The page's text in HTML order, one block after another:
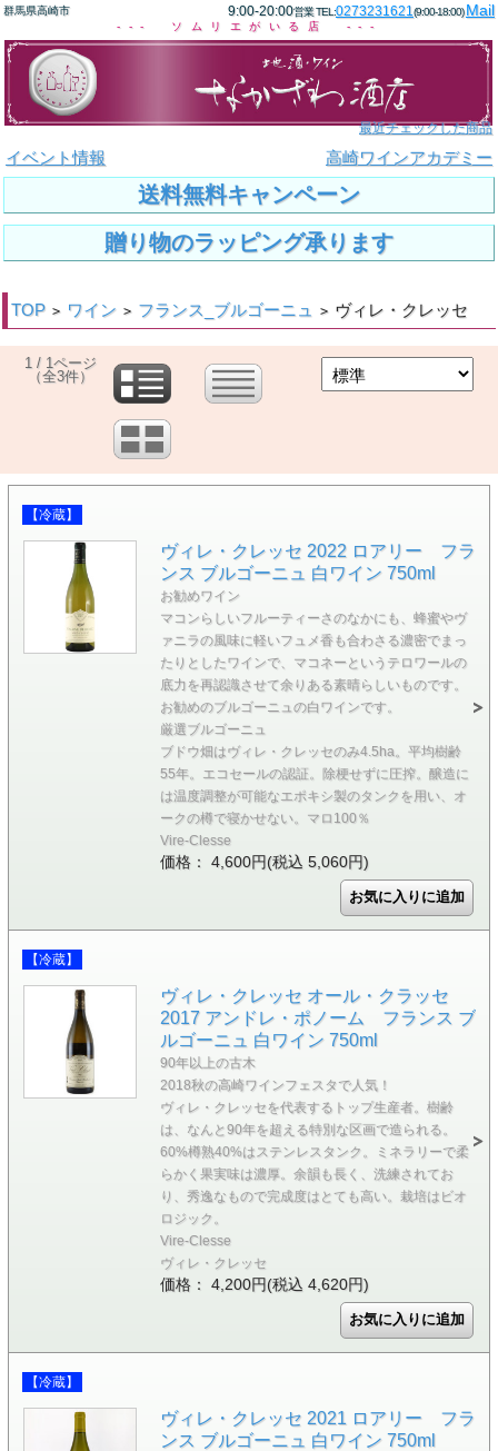
群馬県高崎市 9:00-20:00営業 TEL:0273231621(9:00-18:00)Mail
--- ソムリエがいる店 ---
最近チェックした商品
イベント情報 高崎ワインアカデミー
送料無料キャンペーン
贈り物のラッピング承ります
TOP > ワイン > フランス_ブルゴーニュ > ヴィレ・クレッセ
1 / 1ページ
（全3件）
【冷蔵】
ヴィレ・クレッセ 2022 ロアリー フラ
ンス ブルゴーニュ 白ワイン 750ml
お勧めワイン
マコンらしいフルーティーさのなかにも、蜂蜜やヴ
ァニラの風味に軽いフュメ香も合わさる濃密でまっ
たりとしたワインで、マコネーというテロワールの
底力を再認識させて余りある素晴らしいものです。
お勧めのブルゴーニュの白ワインです。
厳選ブルゴーニュ
ブドウ畑はヴィレ・クレッセのみ4.5ha。平均樹齢
55年。エコセールの認証。除梗せずに圧搾。醸造に
は温度調整が可能なエポキシ製のタンクを用い、オ
ークの樽で寝かせない。マロ100％
Vire-Clesse
価格： 4,600円(税込 5,060円)
【冷蔵】
ヴィレ・クレッセ オール・クラッセ
2017 アンドレ・ポノーム フランス ブ
ルゴーニュ 白ワイン 750ml
90年以上の古木
2018秋の高崎ワインフェスタで人気！
ヴィレ・クレッセを代表するトップ生産者。樹齢
は、なんと90年を超える特別な区画で造られる。
60%樽熟40%はステンレスタンク。ミネラリーで柔
らかく果実味は濃厚。余韻も長く、洗練されてお
り、秀逸なもので完成度はとても高い。栽培はビオ
ロジック。
Vire-Clesse
ヴィレ・クレッセ
価格： 4,200円(税込 4,620円)
【冷蔵】
ヴィレ・クレッセ 2021 ロアリー フラ
ンス ブルゴーニュ 白ワイン 750ml